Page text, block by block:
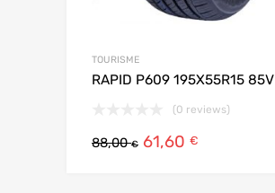
TOURISME
RAPID P609 195X55R15 85V
(0 reviews)
88,00€ 61,60 €